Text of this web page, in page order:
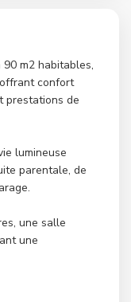
m2 habitables,
confort
prestations de
lumineuse
parentale, de
une salle
une